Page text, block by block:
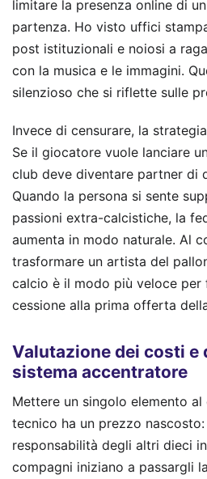
limitare la presenza online di
partenza. Ho visto uffici
post istituzionali e noiosi a
con la musica e le immagini.
silenzioso che si riflette sulle
Invece di censurare, la
Se il giocatore vuole lanciare
club deve diventare partner di
Quando la persona si sente
passioni extra-calcistiche, la
aumenta in modo naturale. Al
trasformare un artista del
calcio è il modo più veloce per
cessione alla prima offerta
Valutazione dei costi e
sistema accentratore
Mettere un singolo elemento
tecnico ha un prezzo
responsabilità degli altri dieci
compagni iniziano a passargli